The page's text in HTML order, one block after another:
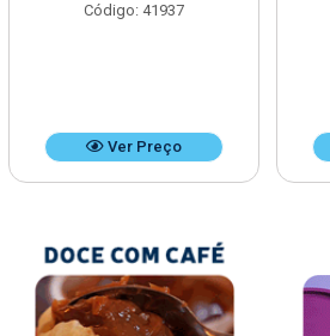
Código: 41937
Ver Preço